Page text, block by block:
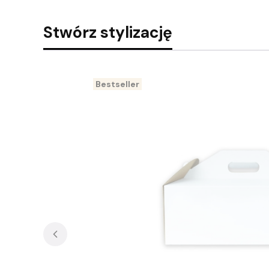
Stwórz stylizację
Bestseller